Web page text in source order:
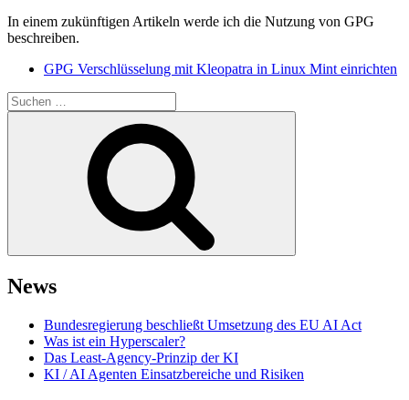
In einem zukünftigen Artikeln werde ich die Nutzung von GPG
beschreiben.
GPG Verschlüsselung mit Kleopatra in Linux Mint einrichten
Suchen
nach:
News
Bundesregierung beschließt Umsetzung des EU AI Act
Was ist ein Hyperscaler?
Das Least-Agency-Prinzip der KI
KI / AI Agenten Einsatzbereiche und Risiken